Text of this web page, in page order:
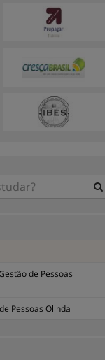
de Pessoas
Pessoas Olinda